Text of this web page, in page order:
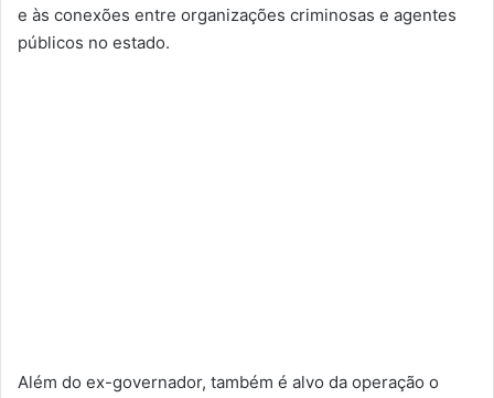
e às conexões entre organizações criminosas e agentes
públicos no estado.
Além do ex-governador, também é alvo da operação o